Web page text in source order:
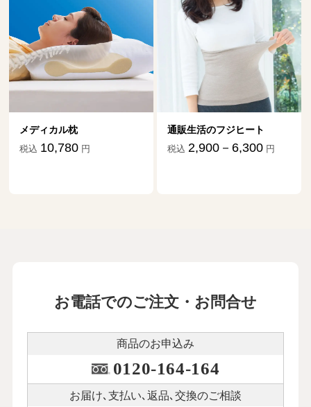
メディカル枕
税込 10,780 円
通販生活のフジヒート
税込 2,900－6,300 円
お電話でのご注文・お問合せ
商品のお申込み
0120-164-164
お届け､支払い､ 返品､交換のご相談